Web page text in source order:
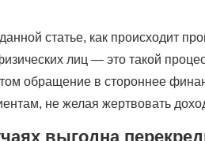
статье, как происходит
лиц — это такой
обращение в стороннее
не желая жертвовать
выгодна